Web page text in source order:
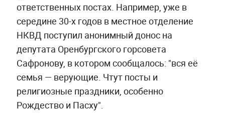
ответственных постах. Например, уже в
середине 30-х годов в местное отделение
НКВД поступил анонимный донос на
депутата Оренбургского горсовета
Сафронову, в котором сообщалось: "вся её
семья — верующие. Чтут посты и
религиозные праздники, особенно
Рождество и Пасху".